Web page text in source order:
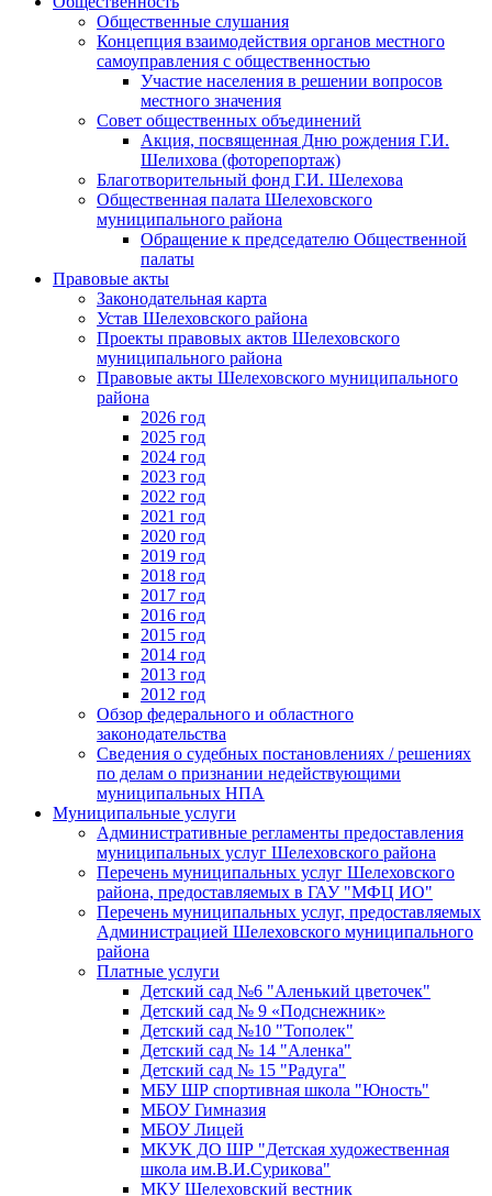
Общественные слушания
Концепция взаимодействия органов местного
самоуправления с общественностью
Участие населения в решении вопросов
местного значения
Совет общественных объединений
Акция, посвященная Дню рождения Г.И.
Шелихова (фоторепортаж)
Благотворительный фонд Г.И. Шелехова
Общественная палата Шелеховского
муниципального района
Обращение к председателю Общественной
палаты
Правовые акты
Законодательная карта
Устав Шелеховского района
Проекты правовых актов Шелеховского
муниципального района
Правовые акты Шелеховского муниципального
района
2026 год
2025 год
2024 год
2023 год
2022 год
2021 год
2020 год
2019 год
2018 год
2017 год
2016 год
2015 год
2014 год
2013 год
2012 год
Обзор федерального и областного
законодательства
Сведения о судебных постановлениях / решениях
по делам о признании недействующими
муниципальных НПА
Муниципальные услуги
Административные регламенты предоставления
муниципальных услуг Шелеховского района
Перечень муниципальных услуг Шелеховского
района, предоставляемых в ГАУ "МФЦ ИО"
Перечень муниципальных услуг, предоставляемых
Администрацией Шелеховского муниципального
района
Платные услуги
Детский сад №6 "Аленький цветочек"
Детский сад № 9 «Подснежник»
Детский сад №10 "Тополек"
Детский сад № 14 "Аленка"
Детский сад № 15 "Радуга"
МБУ ШР спортивная школа "Юность"
МБОУ Гимназия
МБОУ Лицей
МКУК ДО ШР "Детская художественная
школа им.В.И.Сурикова"
МКУ Шелеховский вестник